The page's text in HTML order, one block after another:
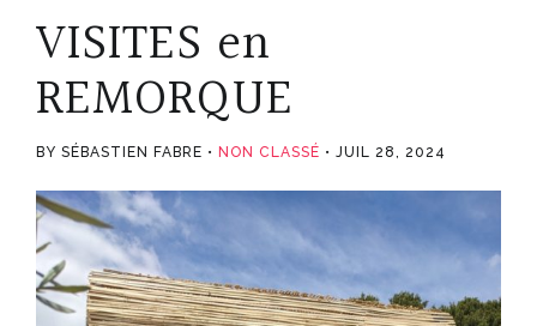
VISITES en
REMORQUE
BY SÉBASTIEN FABRE NON CLASSÉ JUIL 28, 2024